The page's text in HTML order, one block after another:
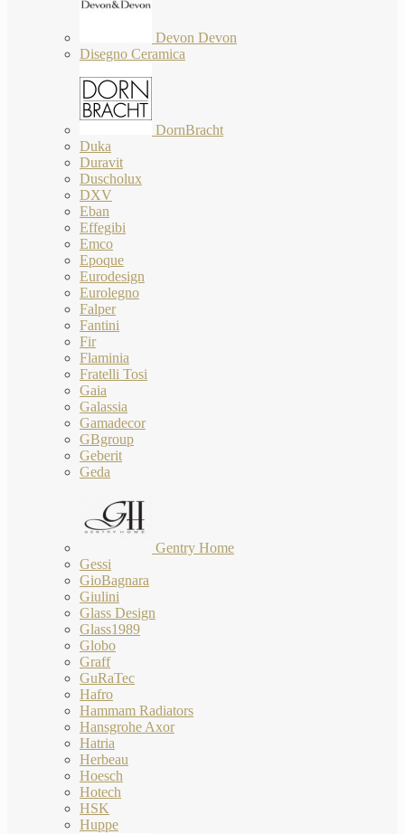
Devon Devon
Disegno Ceramica
DornBracht
Duka
Duravit
Duscholux
DXV
Eban
Effegibi
Emco
Epoque
Eurodesign
Eurolegno
Falper
Fantini
Fir
Flaminia
Fratelli Tosi
Gaia
Galassia
Gamadecor
GBgroup
Geberit
Geda
Gentry Home
Gessi
GioBagnara
Giulini
Glass Design
Glass1989
Globo
Graff
GuRaTec
Hafro
Hammam Radiators
Hansgrohe Axor
Hatria
Herbeau
Hoesch
Hotech
HSK
Huppe